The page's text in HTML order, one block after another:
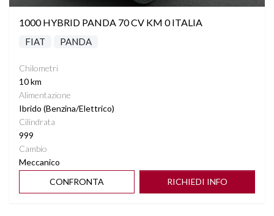
1000 HYBRID PANDA 70 CV KM 0 ITALIA
FIAT PANDA
Chilometri
10 km
Alimentazione
Ibrido (Benzina/Elettrico)
Cilindrata
999
Cambio
Meccanico
CONFRONTA
RICHIEDI INFO